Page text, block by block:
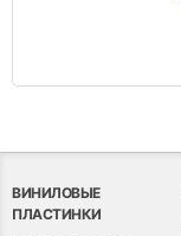
ВИНИЛОВЫЕ
ПЛАСТИНКИ